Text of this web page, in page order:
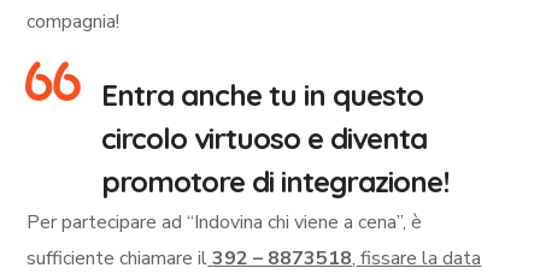
compagnia!
Entra anche tu in questo
circolo virtuoso e diventa
promotore di integrazione!
Per partecipare ad “Indovina chi viene a cena”, è
sufficiente chiamare il 392 – 8873518, fissare la data